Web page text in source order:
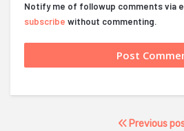
Notify me of followup comments via
subscribe without commenting.
Previous